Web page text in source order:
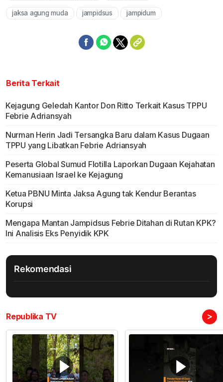
jaksa agung muda jampidsus jampidum
Berita Terkait
Kejagung Geledah Kantor Don Ritto Terkait Kasus TPPU
Febrie Adriansyah
Nurman Herin Jadi Tersangka Baru dalam Kasus Dugaan
TPPU yang Libatkan Febrie Adriansyah
Peserta Global Sumud Flotilla Laporkan Dugaan Kejahatan
Kemanusiaan Israel ke Kejagung
Ketua PBNU Minta Jaksa Agung tak Kendur Berantas
Korupsi
Mengapa Mantan Jampidsus Febrie Ditahan di Rutan KPK?
Ini Analisis Eks Penyidik KPK
Rekomendasi
Republika TV >